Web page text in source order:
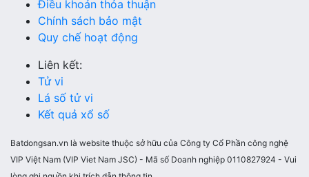
Điều khoản thỏa thuận
Chính sách bảo mật
Quy chế hoạt động
Liên kết:
Tử vi
Lá số tử vi
Kết quả xổ số
Batdongsan.vn là website thuộc sở hữu của Công ty Cổ Phần công nghệ
VIP Việt Nam (VIP Viet Nam JSC) - Mã số Doanh nghiệp 0110827924 - Vui